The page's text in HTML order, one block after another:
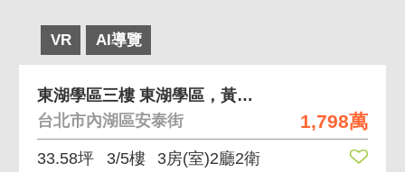
VR AI導覽
1,798萬
東湖學區三樓 東湖學區，黃金三樓
台北市內湖區安泰街
33.58坪 3/5樓 3房(室)2廳2衛